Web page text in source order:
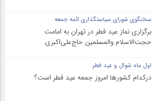
سخنگوی شورای سیاستگذاری ائمه جمعه
برگزاری نماز عید فطر در تهران به امامت
حجت‌الاسلام والمسلمین حاج‌علی‌اکبری
اول ماه شوال و عید فطر
درکدام کشورها امروز جمعه عید فطر است؟